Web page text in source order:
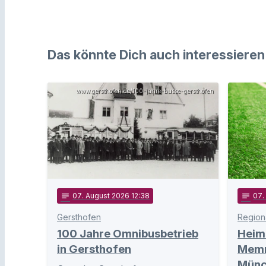
Das könnte Dich auch interessieren
www.gersthofen.de/100-jahre-busse-gersthofen
notes 07. August 2026 12:38
Gersthofen
100 Jahre Omnibusbetrieb
in Gersthofen
notes 07